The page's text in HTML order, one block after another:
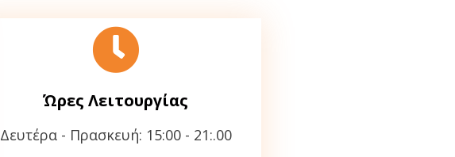
Ώρες Λειτουργίας
Δευτέρα - Πρασκευή: 15:00 - 21:.00